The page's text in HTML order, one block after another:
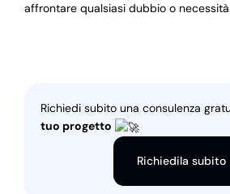
affrontare qualsiasi dubbio o necessità.
Richiedi subito una consulenza
tuo progetto
Richiedila subito